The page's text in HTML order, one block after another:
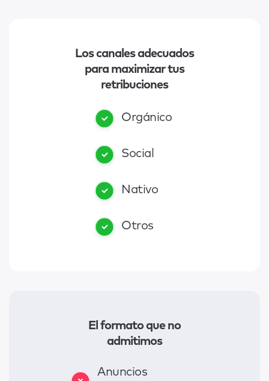
Los canales adecuados
para maximizar tus
retribuciones
Orgánico
Social
Nativo
Otros
El formato que no
admitimos
Anuncios